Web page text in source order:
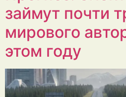
займут почти
мирового
этом году